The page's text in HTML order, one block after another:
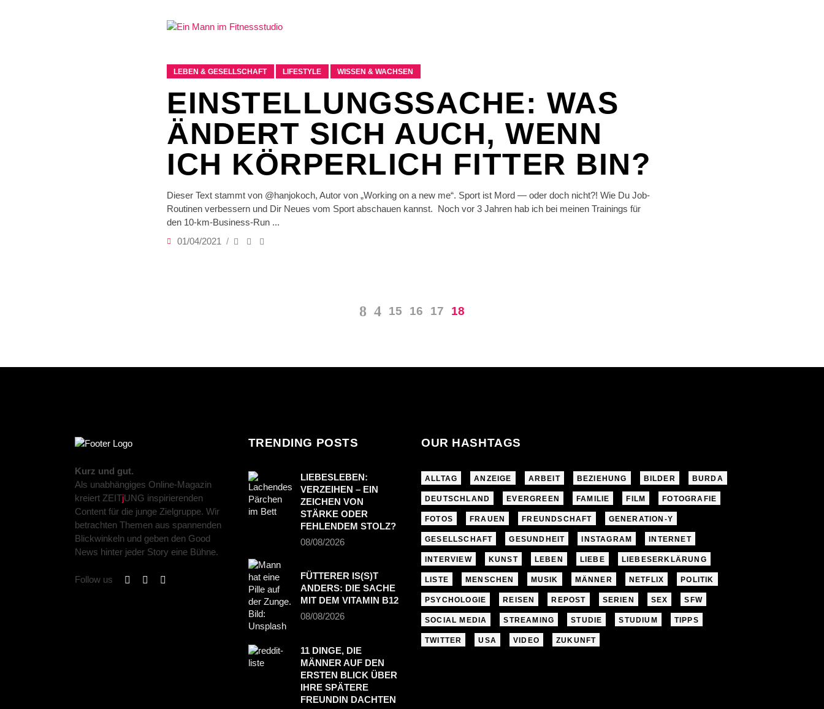
LEBEN & GESELLSCHAFT LIFESTYLE WISSEN & WACHSEN
EINSTELLUNGSSACHE: WAS
ÄNDERT SICH AUCH, WENN
ICH KÖRPERLICH FITTER BIN?
Dieser Text stammt von @hanjokoch, Autor von „Working on a new me“. Sport ist Mord — oder doch nicht?! Wie Du Job-
Routinen verbessern und Dir Neues vom Sport abschauen kannst. Noch vor 3 Jahren hab ich bei meinen Trainings für
den 10-km-Business-Run
01/04/2021
15 16 17 18
Kurz und gut.
Als unabhängiges Online-Magazin
kreiert ZEITjUNG inspirierenden
Content für die junge Zielgruppe. Wir
betrachten Themen aus spannenden
Blickwinkeln und geben den Good
News hinter jeder Story eine Bühne.
Follow us
TRENDING POSTS
LIEBESLEBEN:
VERZEIHEN – EIN
ZEICHEN VON
STÄRKE ODER
FEHLENDEM STOLZ?
08/08/2026
FÜTTERER IS(S)T
ANDERS: DIE SACHE
MIT DEM VITAMIN B12
08/08/2026
11 DINGE, DIE
MÄNNER AUF DEN
ERSTEN BLICK ÜBER
IHRE SPÄTERE
FREUNDIN DACHTEN
OUR HASHTAGS
ALLTAG ANZEIGE ARBEIT BEZIEHUNG BILDER BURDA
DEUTSCHLAND EVERGREEN FAMILIE FILM FOTOGRAFIE
FOTOS FRAUEN FREUNDSCHAFT GENERATION-Y
GESELLSCHAFT GESUNDHEIT INSTAGRAM INTERNET
INTERVIEW KUNST LEBEN LIEBE LIEBESERKLÄRUNG
LISTE MENSCHEN MUSIK MÄNNER NETFLIX POLITIK
PSYCHOLOGIE REISEN REPOST SERIEN SEX SFW
SOCIAL MEDIA STREAMING STUDIE STUDIUM TIPPS
TWITTER USA VIDEO ZUKUNFT